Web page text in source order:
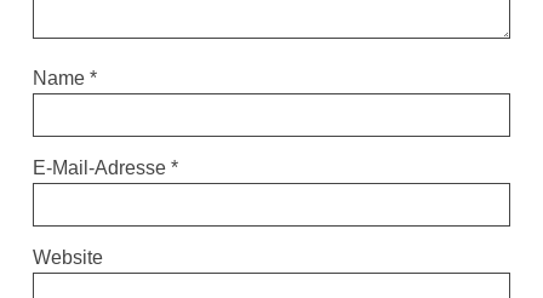
Name *
E-Mail-Adresse *
Website